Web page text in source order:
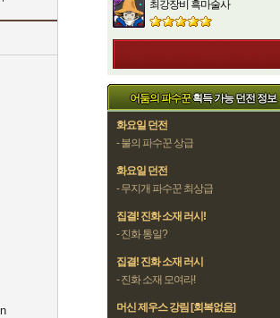
최강장비 흑마술사
어둠의 파수꾼획득 가능 던전 정보
화요일 던전
- 불의 파수꾼 상급
화요일 던전
- 무지개 파수꾼 최상급
집결! 진화 소재 러시!
- 진화 통일?
집결! 진화 소재 러시
- 진화 소재 모여라!
머신 제우스 강림 [회복없음]